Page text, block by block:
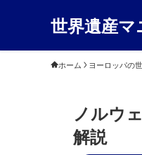
世界遺産マ
ホーム ヨーロッパの
ノルウ
解説